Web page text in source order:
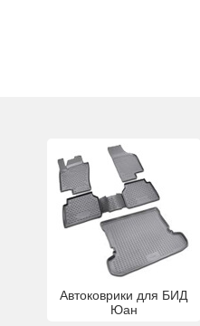
Автоковрики для БИД
Юан